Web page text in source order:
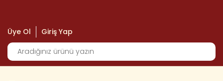
Üye Ol Giriş Yap